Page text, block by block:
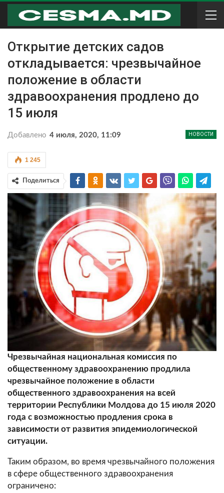
Открытие детских садов
откладывается: чрезвычайное
положение в области
здравоохранения продлено до
15 июля
НОВОСТИ
Добавлено 4 июля, 2020, 11:09
1 245
Поделиться
Чрезвычайная национальная комиссия по
общественному здравоохранению продлила
чрезвычайное положение в области
общественного здравоохранения на всей
территории Республики Молдова до 15 июля 2020
года с возможностью продления срока в
зависимости от развития эпидемиологической
ситуации.
Таким образом, во время чрезвычайного положения
в сфере общественного здравоохранения
ограничено: